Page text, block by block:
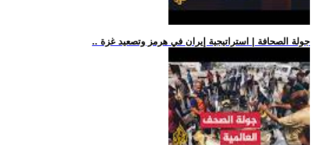
.. جولة الصحافة | استراتيجية إيران في هرمز وتصعيد غزة